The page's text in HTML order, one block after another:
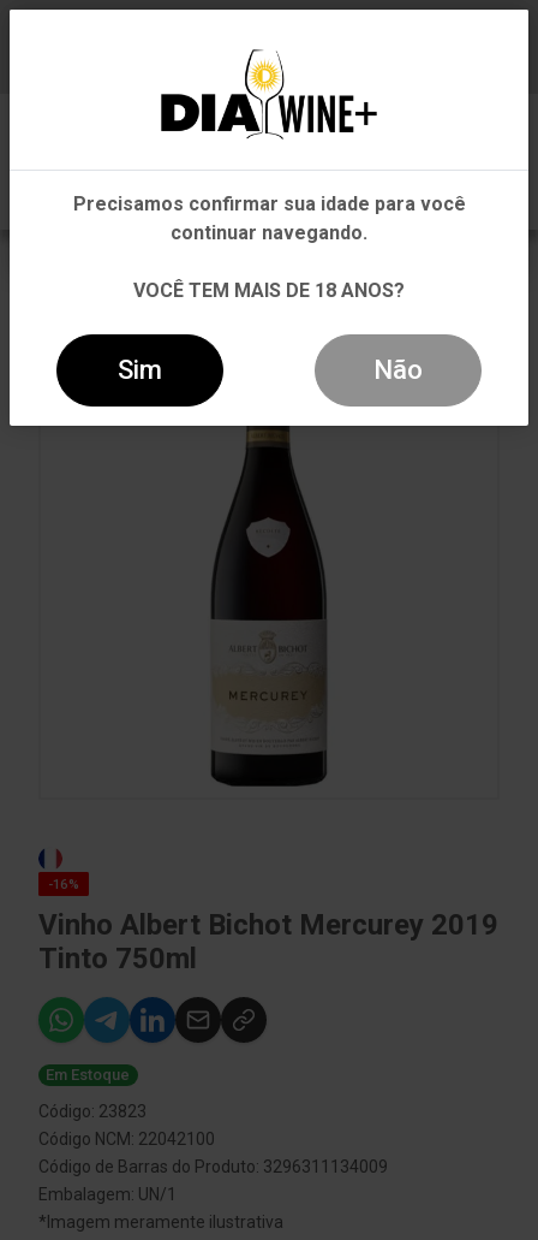
VINHO ALBERT BICHOT MERCUREY 2019 TINTO 750ML
-16%
Vinho Albert Bichot Mercurey 2019
Tinto 750ml
Em Estoque
Código: 23823
Código NCM: 22042100
Código de Barras do Produto: 3296311134009
Embalagem: UN/1
*Imagem meramente ilustrativa
Em que Estado você está?
Pernambuco
Outros Estados
Precisamos confirmar sua idade para você
continuar navegando.
VOCÊ TEM MAIS DE 18 ANOS?
Sim Não